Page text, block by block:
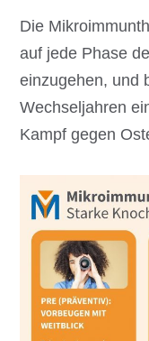
Die
auf jede Phase
einzugehen, und
Wechseljahren
Kampf gegen